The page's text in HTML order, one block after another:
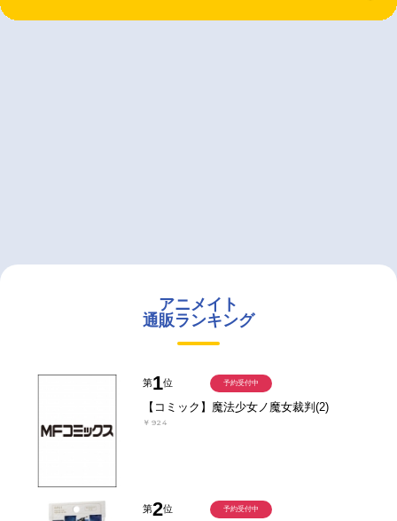
アニメイト
通販ランキング
第1位
【コミック】魔法少女ノ魔女裁判(2)
￥924
予約受付中
第2位 予約受付中